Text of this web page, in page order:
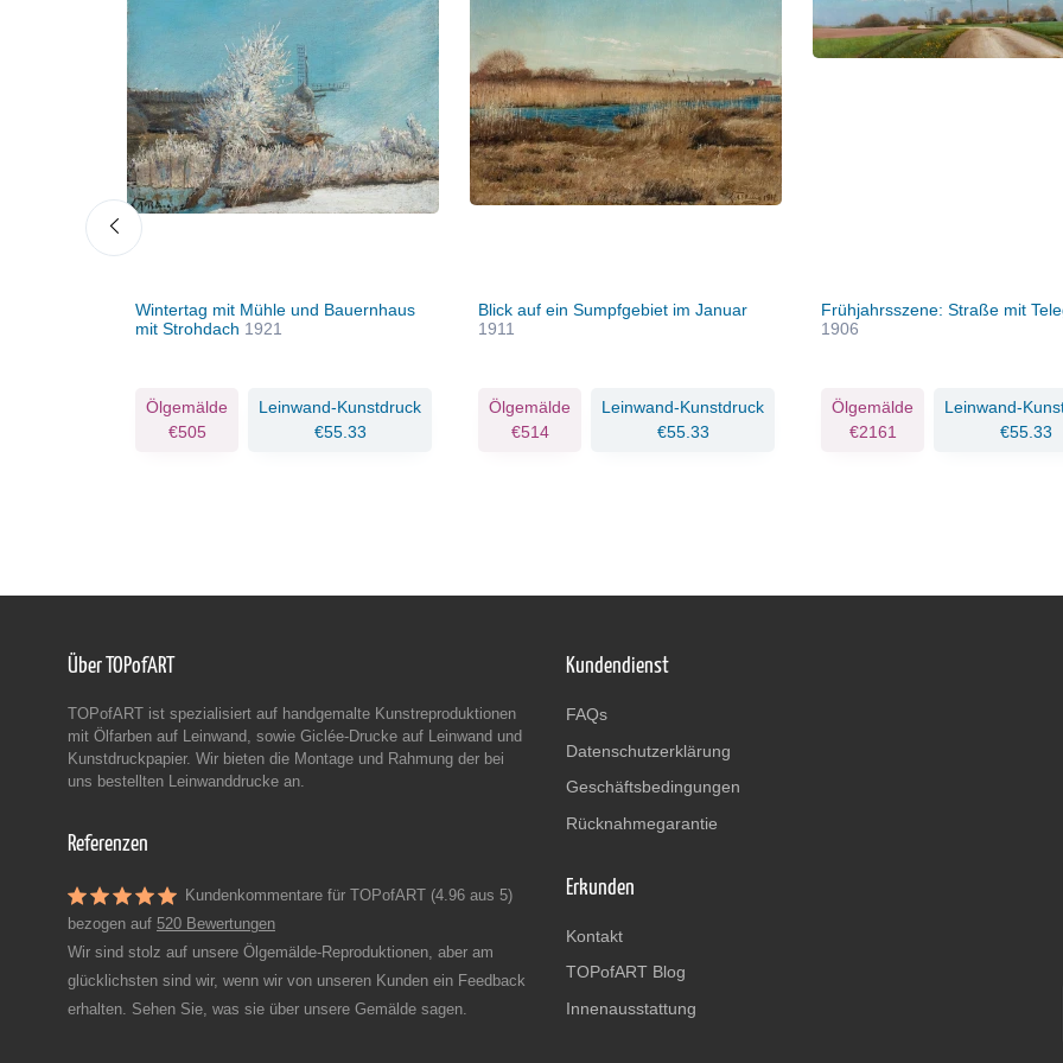
Wintertag mit Mühle und Bauernhaus
mit Strohdach 1921
Ölgemälde
€505
Leinwand-Kunstdruck
€55.33
Blick auf ein Sumpfgebiet im Januar
1911
Ölgemälde
€514
Leinwand-Kunstdruck
€55.33
Frühjahrsszene: Straße mit
1906
Ölgemälde
€2161
Leinwand-
€55.33
Über TOPofART
TOPofART ist spezialisiert auf handgemalte Kunstreproduktionen
mit Ölfarben auf Leinwand, sowie Giclée-Drucke auf Leinwand und
Kunstdruckpapier. Wir bieten die Montage und Rahmung der bei
uns bestellten Leinwanddrucke an.
Referenzen
Kundenkommentare für TOPofART (4.96 aus 5)
bezogen auf 520 Bewertungen
Wir sind stolz auf unsere Ölgemälde-Reproduktionen, aber am
glücklichsten sind wir, wenn wir von unseren Kunden ein Feedback
erhalten. Sehen Sie, was sie über unsere Gemälde sagen.
Kundendienst
FAQs
Datenschutzerklärung
Geschäftsbedingungen
Rücknahmegarantie
Erkunden
Kontakt
TOPofART Blog
Innenausstattung